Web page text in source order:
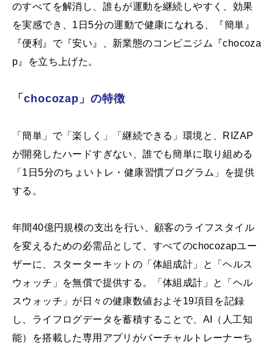
のすべてを解消し、誰もが運動を継続しやすく、効果
を実感でき、1日5分の運動で健康になれる、『簡単』
『便利』で『安い』、新業態のコンビニジム『chocoza
p』を立ち上げた。
「chocozap」の特徴
「簡単」で「楽しく」「継続できる」環境と、RIZAP
が開発したハードすぎない、誰でも簡単に取り組める
「1日5分のちょいトレ・健康習慣プログラム」を提供
する。
年間40億円規模の支出を行い、顧客のライフスタイル
を変えるための必需品として、すべてのchocozapユー
ザーに、スターターキットの「体組成計」と「ヘルス
ウォッチ」を無償で提供する。「体組成計」と「ヘル
スウォッチ」が日々の健康数値およそ19項目を記録
し、ライフログデータを蓄積することで、AI（人工知
能）を搭載した専用アプリがバーチャルトレーナーち